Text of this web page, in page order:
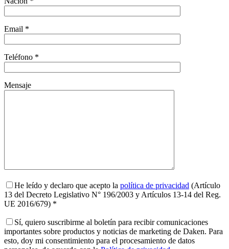
Email *
Teléfono *
Mensaje
He leído y declaro que acepto la política de privacidad (Artículo
13 del Decreto Legislativo N° 196/2003 y Artículos 13-14 del Reg.
UE 2016/679) *
Sí, quiero suscribirme al boletín para recibir comunicaciones
importantes sobre productos y noticias de marketing de Daken. Para
esto, doy mi consentimiento para el procesamiento de datos